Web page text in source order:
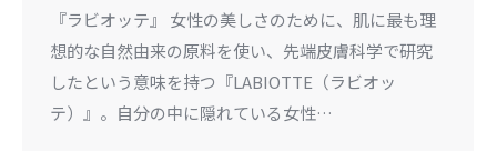
『ラビオッテ』 女性の美しさのために、肌に最も理
想的な自然由来の原料を使い、先端皮膚科学で研究
したという意味を持つ『LABIOTTE（ラビオッ
テ）』。自分の中に隠れている女性…